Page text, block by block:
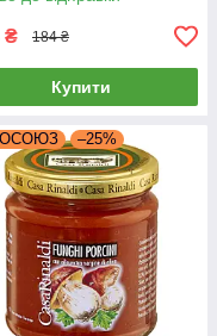
₴ 184 ₴
Купити
–25%